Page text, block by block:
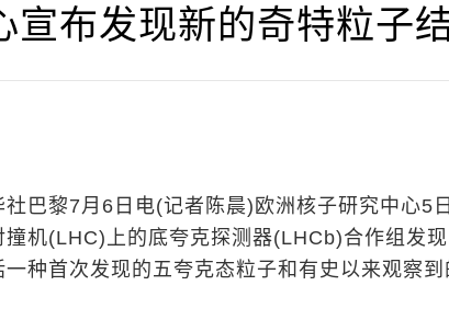
宣布发现新的奇特粒子
社巴黎7月6日电(记者陈晨)欧洲核子研究中心5
撞机(LHC)上的底夸克探测器(LHCb)合作组发现
一种首次发现的五夸克态粒子和有史以来观察